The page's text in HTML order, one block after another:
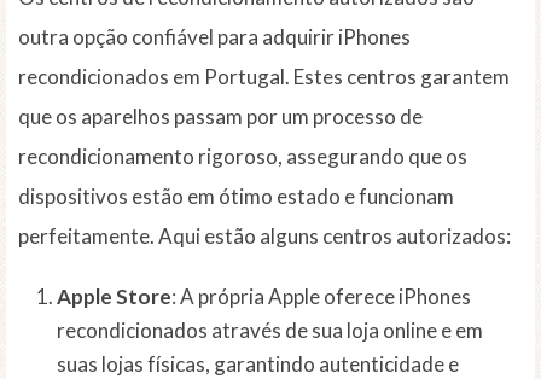
outra opção confiável para adquirir iPhones
recondicionados em Portugal. Estes centros garantem
que os aparelhos passam por um processo de
recondicionamento rigoroso, assegurando que os
dispositivos estão em ótimo estado e funcionam
perfeitamente. Aqui estão alguns centros autorizados:
Apple Store: A própria Apple oferece iPhones
recondicionados através de sua loja online e em
suas lojas físicas, garantindo autenticidade e